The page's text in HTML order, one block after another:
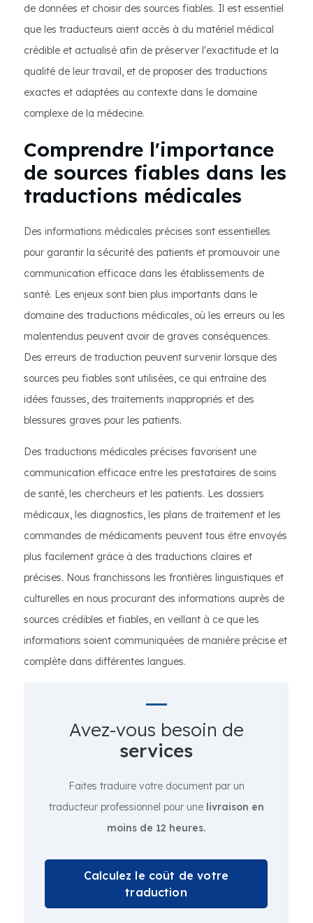
de données et choisir des sources fiables. Il est essentiel
que les traducteurs aient accès à du matériel médical
crédible et actualisé afin de préserver l'exactitude et la
qualité de leur travail, et de proposer des traductions
exactes et adaptées au contexte dans le domaine
complexe de la médecine.
Comprendre l'importance
de sources fiables dans les
traductions médicales
Des informations médicales précises sont essentielles
pour garantir la sécurité des patients et promouvoir une
communication efficace dans les établissements de
santé. Les enjeux sont bien plus importants dans le
domaine des traductions médicales, où les erreurs ou les
malentendus peuvent avoir de graves conséquences.
Des erreurs de traduction peuvent survenir lorsque des
sources peu fiables sont utilisées, ce qui entraîne des
idées fausses, des traitements inappropriés et des
blessures graves pour les patients.
Des traductions médicales précises favorisent une
communication efficace entre les prestataires de soins
de santé, les chercheurs et les patients. Les dossiers
médicaux, les diagnostics, les plans de traitement et les
commandes de médicaments peuvent tous être envoyés
plus facilement grâce à des traductions claires et
précises. Nous franchissons les frontières linguistiques et
culturelles en nous procurant des informations auprès de
sources crédibles et fiables, en veillant à ce que les
informations soient communiquées de manière précise et
complète dans différentes langues.
Avez-vous besoin de
services
Faites traduire votre document par un
traducteur professionnel pour une livraison en
moins de 12 heures.
Calculez le coût de votre
traduction